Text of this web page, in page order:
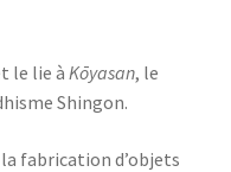
le lie àKōyasan, le
Shingon.
fabrication d’objets